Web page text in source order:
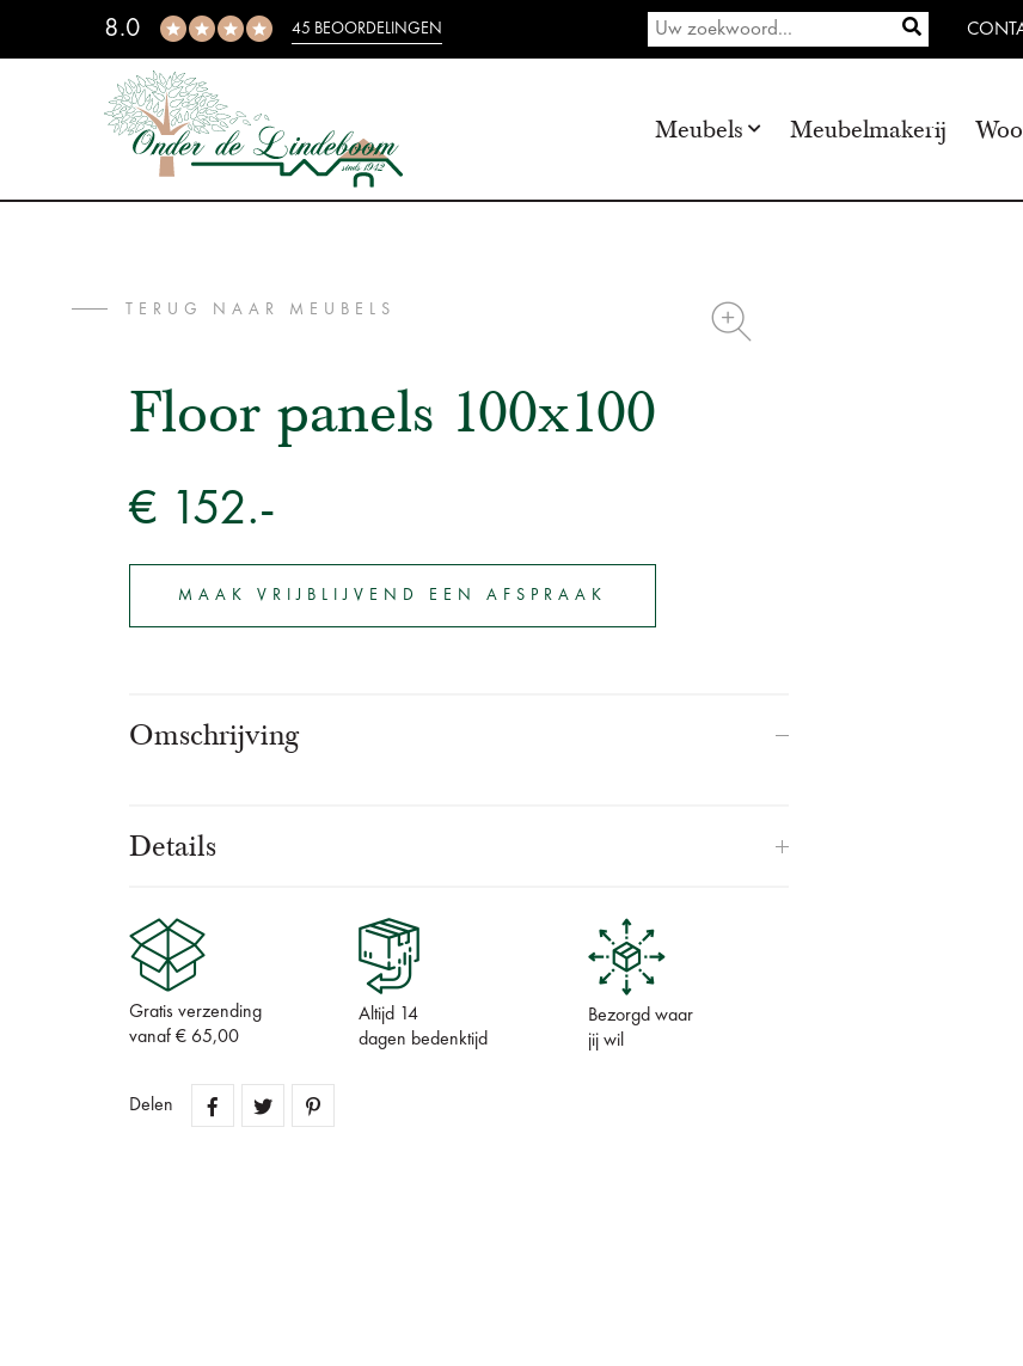
8.0 45 BEOORDELINGEN
Meubels Meubelmakerij
TERUG NAAR MEUBELS
Floor panels 100x100
€ 152.-
MAAK VRIJBLIJVEND EEN AFSPRAAK
Omschrijving
Details
Gratis verzending
vanaf € 65,00
Altijd 14
dagen bedenktijd
Bezorgd waar
jij wil
Delen